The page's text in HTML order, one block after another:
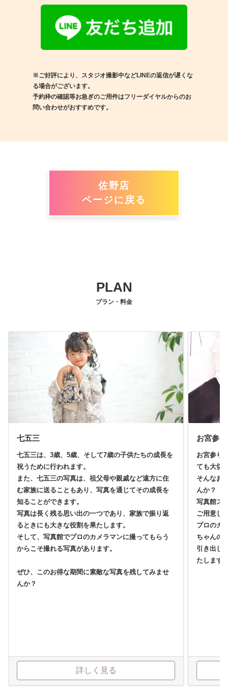
※ご好評により、スタジオ撮影中などLINEの返信が遅くな
る場合がございます。
予約枠の確認等お急ぎのご用件はフリーダイヤルからのお
問い合わせがおすすめです。
佐野店
ページに戻る
PLAN
プラン・料金
七五三
七五三は、3歳、5歳、そして7歳の子供たちの成長を
祝うために行われます。
また、七五三の写真は、祖父母や親戚など遠方に住
む家族に送ることもあり、写真を通じてその成長を
知ることができます。
写真は長く残る思い出の一つであり、家族で振り返
るときにも大きな役割を果たします。
そして、写真館でプロのカメラマンに撮ってもらう
からこそ撮れる写真があります。
ぜひ、このお得な期間に素敵な写真を残してみませ
んか？
詳しく見る
お宮参り
お宮参り
ても大切
そんなお
んか？
写真館ス
ご用意し
プロのカ
ちゃんの
引き出し
たします